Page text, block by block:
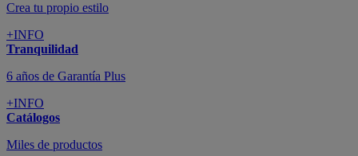
Crea tu propio estilo
+INFO
Tranquilidad
6 años de Garantía Plus
+INFO
Catálogos
Miles de productos